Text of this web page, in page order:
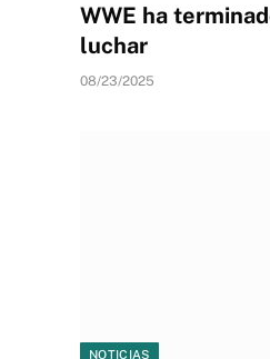
WWE ha
luchar
08/23/2025
NOTICIAS